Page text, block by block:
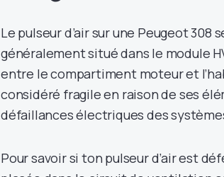
Le pulseur d’air sur une Peugeot 308
généralement situé dans le module
entre le compartiment moteur et
considéré fragile en raison de ses
défaillances électriques des
Pour savoir si ton pulseur d’air est